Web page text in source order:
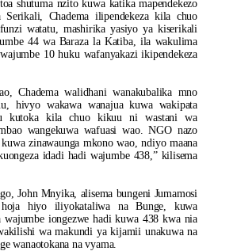
shutuma nzito kuwa katika mapendekezo
Serikali, Chadema ilipendekeza kila chuo
watatu, mashirika yasiyo ya kiserikali
44 wa Baraza la Katiba, ila wakulima
10 huku wafanyakazi ikipendekeza
Chadema walidhani wanakubalika mno
hivyo wakawa wanajua kuwa wakipata
kutoka kila chuo kikuu ni wastani wa
wangekuwa wafuasi wao. NGO nazo
zinawaunga mkono wao, ndiyo maana
idadi hadi wajumbe 438,” kilisema
John Mnyika, alisema bungeni Jumamosi
hiyo iliyokataliwa na Bunge, kuwa
wajumbe iongezwe hadi kuwa 438 kwa nia
wa makundi ya kijamii unakuwa na
wanaotokana na vyama.